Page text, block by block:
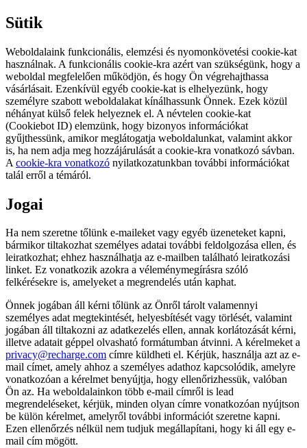
Sütik
Weboldalaink funkcionális, elemzési és nyomonkövetési cookie-kat
használnak. A funkcionális cookie-kra azért van szükségünk, hogy a
weboldal megfelelően működjön, és hogy Ön végrehajthassa
vásárlásait. Ezenkívül egyéb cookie-kat is elhelyezünk, hogy
személyre szabott weboldalakat kínálhassunk Önnek. Ezek közül
néhányat külső felek helyeznek el. A névtelen cookie-kat
(Cookiebot ID) elemzünk, hogy bizonyos információkat
gyűjthessünk, amikor meglátogatja weboldalunkat, valamint akkor
is, ha nem adja meg hozzájárulását a cookie-kra vonatkozó sávban.
A cookie-kra vonatkozó nyilatkozatunkban további információkat
talál erről a témáról.
Jogai
Ha nem szeretne tőlünk e-maileket vagy egyéb üzeneteket kapni,
bármikor tiltakozhat személyes adatai további feldolgozása ellen, és
leiratkozhat; ehhez használhatja az e-mailben található leiratkozási
linket. Ez vonatkozik azokra a véleménymegírásra szóló
felkérésekre is, amelyeket a megrendelés után kaphat.
Önnek jogában áll kérni tőlünk az Önről tárolt valamennyi
személyes adat megtekintését, helyesbítését vagy törlését, valamint
jogában áll tiltakozni az adatkezelés ellen, annak korlátozását kérni,
illetve adatait géppel olvasható formátumban átvinni. A kérelmeket a
privacy@recharge.com címre küldheti el. Kérjük, használja azt az e-
mail címet, amely ahhoz a személyes adathoz kapcsolódik, amelyre
vonatkozóan a kérelmet benyújtja, hogy ellenőrizhessük, valóban
Ön az. Ha weboldalainkon több e-mail címről is lead
megrendeléseket, kérjük, minden olyan címre vonatkozóan nyújtson
be külön kérelmet, amelyről további információt szeretne kapni.
Ezen ellenőrzés nélkül nem tudjuk megállapítani, hogy ki áll egy e-
mail cím mögött.